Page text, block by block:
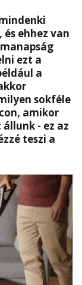
ehhez van
ezt a
a
sokféle
amikor
- ez az
teszi a